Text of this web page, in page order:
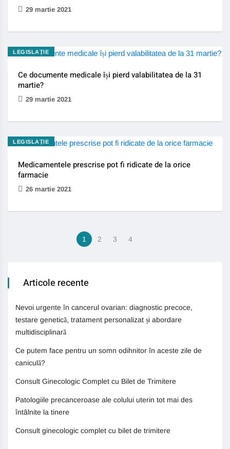
29 martie 2021
LEGISLAȚIE
Ce documente medicale își pierd valabilitatea de la 31
martie?
29 martie 2021
LEGISLAȚIE
Medicamentele prescrise pot fi ridicate de la orice
farmacie
26 martie 2021
1 2 3 4
Articole recente
Nevoi urgente în cancerul ovarian: diagnostic precoce,
testare genetică, tratament personalizat și abordare
multidisciplinară
Ce putem face pentru un somn odihnitor în aceste zile de
caniculă?
Consult Ginecologic Complet cu Bilet de Trimitere
Patologiile precanceroase ale colului uterin tot mai des
întâlnite la tinere
Consult ginecologic complet cu bilet de trimitere